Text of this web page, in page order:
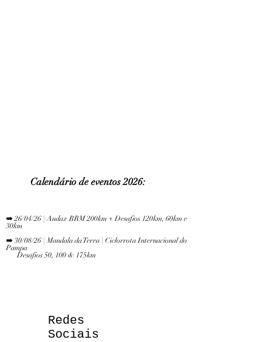
Calendário de eventos 2026:
➡️ 26/04/26 | Audax BRM 200km + Desafios 120km, 60km e
30km
➡️ 30/08/26 | Mandala da Terra | Ciclorrota Internacional do
Pampa
Desafios 50, 100 & 175km
Redes
Sociais